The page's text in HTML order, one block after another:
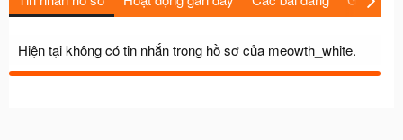
Hiện tại không có tin nhắn trong hồ sơ của meowth_white.